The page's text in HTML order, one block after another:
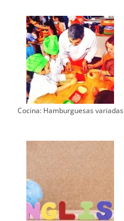
Cocina: Hamburguesas variadas